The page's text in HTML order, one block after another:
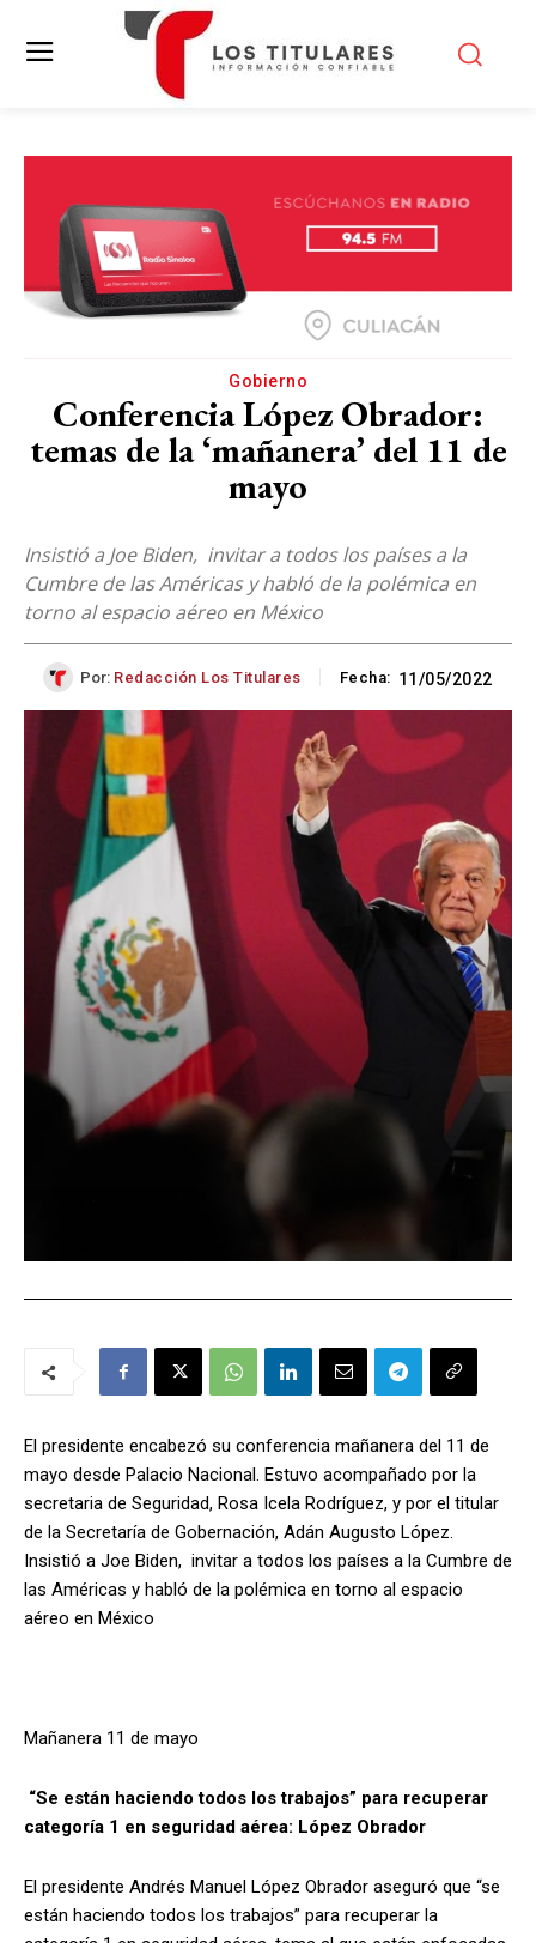
Gobierno
Conferencia López Obrador:
temas de la ‘mañanera’ del 11 de
mayo
Insistió a Joe Biden, invitar a todos los países a la
Cumbre de las Américas y habló de la polémica en
torno al espacio aéreo en México
Por: Redacción Los Titulares Fecha: 11/05/2022
El presidente encabezó su conferencia mañanera del 11 de
mayo desde Palacio Nacional. Estuvo acompañado por la
secretaria de Seguridad, Rosa Icela Rodríguez, y por el titular
de la Secretaría de Gobernación, Adán Augusto López.
Insistió a Joe Biden, invitar a todos los países a la Cumbre de
las Américas y habló de la polémica en torno al espacio
aéreo en México
Mañanera 11 de mayo
“Se están haciendo todos los trabajos” para recuperar
categoría 1 en seguridad aérea: López Obrador
El presidente Andrés Manuel López Obrador aseguró que “se
están haciendo todos los trabajos” para recuperar la